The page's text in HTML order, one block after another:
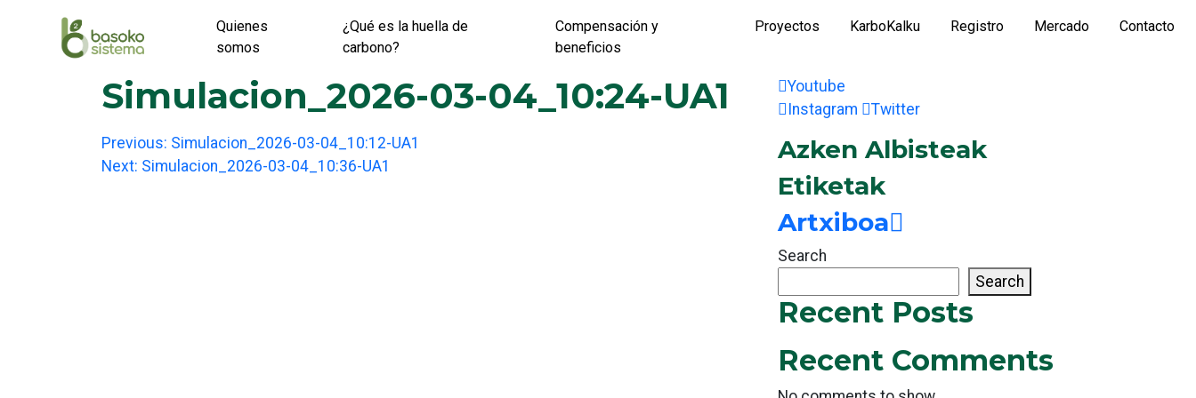
Quienes
somos
¿Qué es la huella de
carbono?
Compensación y
beneficios
Proyectos KarboKalku Registro Mercado Contacto
Simulacion_2026-03-04_10:24-UA1
Post
navigation
Previous: Simulacion_2026-03-04_10:12-UA1
Next: Simulacion_2026-03-04_10:36-UA1
Youtube
Instagram
Twitter
Azken Albisteak
Etiketak
Artxiboa
Search
Search
Recent Posts
Recent Comments